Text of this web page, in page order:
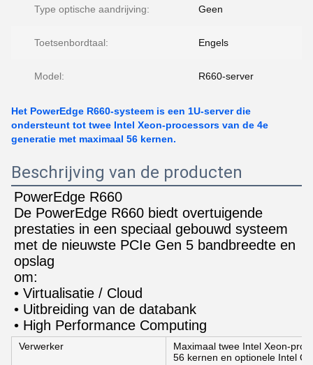
Type optische aandrijving: Geen
Toetsenbordtaal: Engels
Model: R660-server
Het PowerEdge R660-systeem is een 1U-server die
ondersteunt tot twee Intel Xeon-processors van de 4e
generatie met maximaal 56 kernen.
Beschrijving van de producten
PowerEdge R660
De PowerEdge R660 biedt overtuigende
prestaties in een speciaal gebouwd systeem
met de nieuwste PCIe Gen 5 bandbreedte en
opslag
om:
• Virtualisatie / Cloud
• Uitbreiding van de databank
• High Performance Computing
Verwerker
Maximaal twee Intel Xeon-
56 kernen en optionele Intel